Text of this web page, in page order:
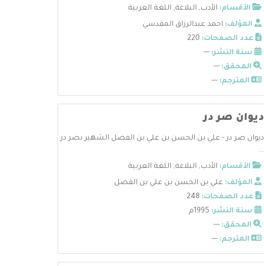
الأقسام: الأدب, البلاغة, اللغة العربية
المؤلف: احمد عبدالرزاق المقدسي
عدد الصفحات:
سنة النشر: ---
المحقق: ---
المترجم: ---
ديوان صر در
ديوان صر در - علي بن الحسن بن علي بن الفضل الشهير بصر در
...
الأقسام: الأدب, البلاغة, اللغة العربية
المؤلف: علي بن الحسن بن علي بن الفضل
عدد الصفحات:
سنة النشر:
المحقق: ---
المترجم: ---